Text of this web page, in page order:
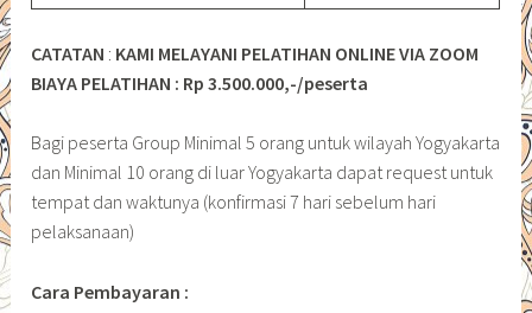
CATATAN : KAMI MELAYANI PELATIHAN ONLINE VIA ZOOM
BIAYA PELATIHAN : Rp 3.500.000,-/peserta
Bagi peserta Group Minimal 5 orang untuk wilayah Yogyakarta
dan Minimal 10 orang di luar Yogyakarta dapat request untuk
tempat dan waktunya (konfirmasi 7 hari sebelum hari
pelaksanaan)
Cara Pembayaran :